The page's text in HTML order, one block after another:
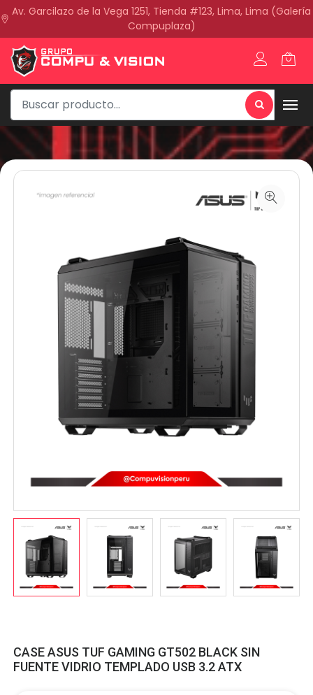
Av. Garcilazo de la Vega 1251, Tienda #123, Lima, Lima (Galería
Compuplaza)
CASE ASUS TUF GAMING GT502 BLACK SIN
FUENTE VIDRIO TEMPLADO USB 3.2 ATX